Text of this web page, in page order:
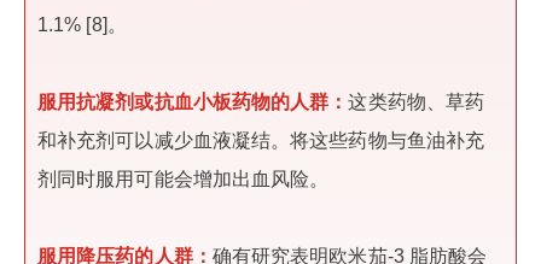
1.1% [8]。
服用抗凝剂或抗血小板药物的人群：这类药物、草药
和补充剂可以减少血液凝结。将这些药物与鱼油补充
剂同时服用可能会增加出血风险。
服用降压药的人群： 确有研究表明欧米茄-3 脂肪酸会